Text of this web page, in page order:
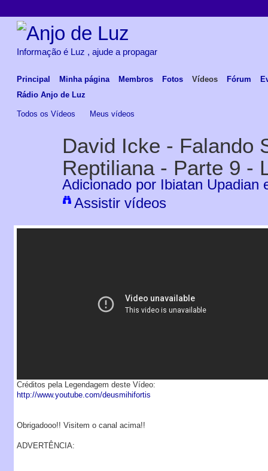
Informação é Luz , ajude a propagar
Principal Minha página Membros Fotos Vídeos Fórum
Rádio Anjo de Luz
Todos os Vídeos Meus vídeos
David Icke - Falando
Reptiliana - Parte 9 -
Adicionado por Ibiatan Upadian
Assistir vídeos
Créditos pela Legendagem deste Vídeo:
http://www.youtube.com/deusmihifortis
Obrigadooo!! Visitem o canal acima!!
ADVERTÊNCIA: